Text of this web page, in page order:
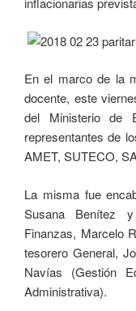
En el marco de la
docente, este
del Ministerio de
representantes de
AMET, SUTECO,
La misma fue
Susana Benítez
Finanzas, Marcelo
tesorero General,
Navías (Gestión
Administrativa).